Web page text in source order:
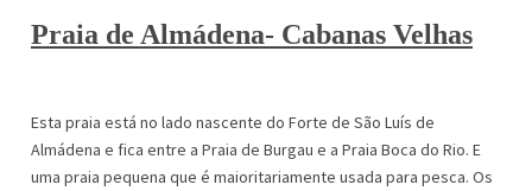
Praia de Almádena- Cabanas Velhas
Esta praia está no lado nascente do Forte de São Luís de
Almádena e fica entre a Praia de Burgau e a Praia Boca do Rio. E
uma praia pequena que é maioritariamente usada para pesca. Os